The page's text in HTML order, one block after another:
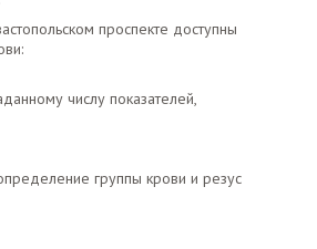
проспекте доступны
числу показателей,
группы крови и резус